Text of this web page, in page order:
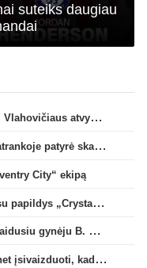
suteiks daugiau
S. Adali: „Besiktas“ klubas dirba ties D. Vlahovičiaus atvykimu“
V. Dambrausko ekipa Čempionų lygos atrankoje patyrė skaudžią nesėkmę
City“ ekipą
Ilgametis „Arsenal“ žaidėjas T. Tomiyasu papildys „Crystal Palace“ ekipą
„Atalanta“ atsisveikino su dešimtmetį žaidusiu gynėju B. Djimsiti
M. Capanas: „Prieš pusmetį negalėjau net įsivaizduoti, kad žaisime prieš „Hajduk“